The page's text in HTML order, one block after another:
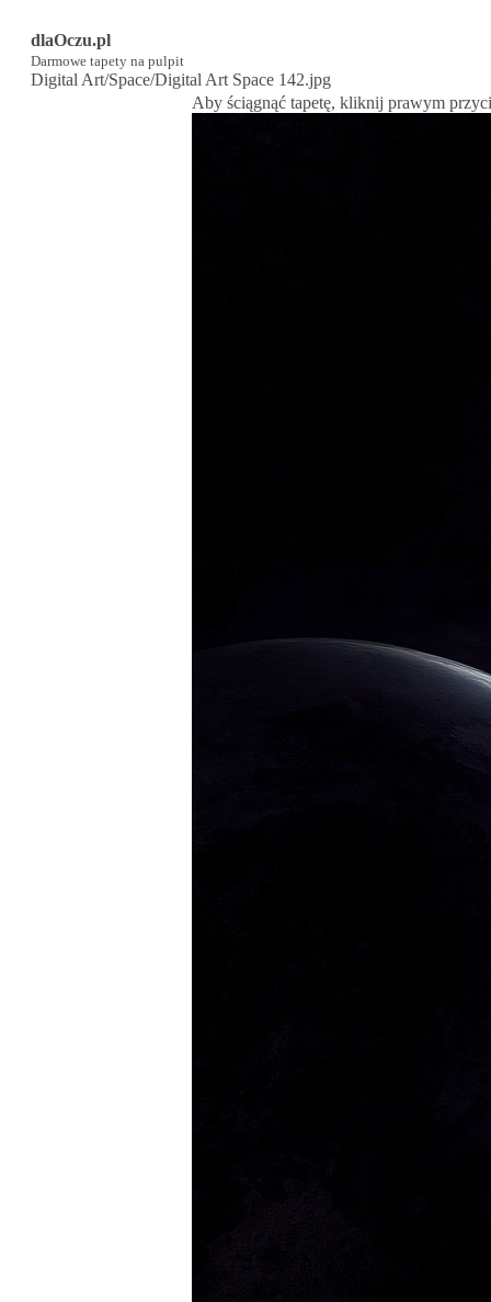
dlaOczu.pl
Darmowe tapety na pulpit
Digital Art/Space/Digital Art Space 142.jpg
Aby ściągnąć tapetę, kliknij prawym